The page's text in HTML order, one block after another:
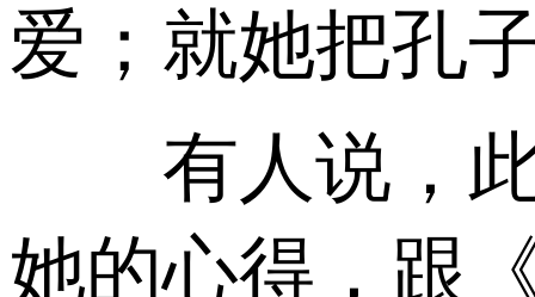
爱；就她把孔
有人说，此
她的心得，跟